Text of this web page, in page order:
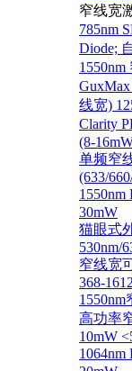
窄线宽
785nm
Diode;
线宽)
Clarity
(8-
单频窄
(633/
30mW
猫眼式
530nm/
窄线宽
368-
高功率
10mW